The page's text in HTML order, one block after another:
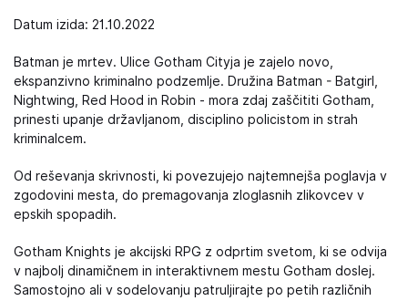
Datum izida: 21.10.2022
Batman je mrtev. Ulice Gotham Cityja je zajelo novo,
ekspanzivno kriminalno podzemlje. Družina Batman - Batgirl,
Nightwing, Red Hood in Robin - mora zdaj zaščititi Gotham,
prinesti upanje državljanom, disciplino policistom in strah
kriminalcem.
Od reševanja skrivnosti, ki povezujejo najtemnejša poglavja v
zgodovini mesta, do premagovanja zloglasnih zlikovcev v
epskih spopadih.
Gotham Knights je akcijski RPG z odprtim svetom, ki se odvija
v najbolj dinamičnem in interaktivnem mestu Gotham doslej.
Samostojno ali v sodelovanju patruljirajte po petih različnih